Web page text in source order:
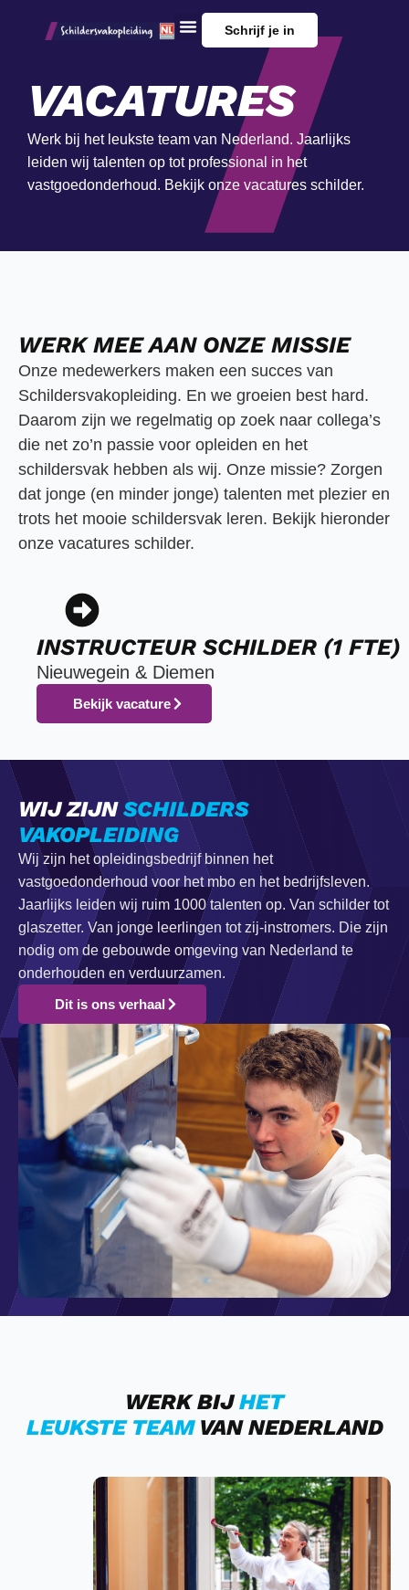
Schrijf je in
VACATURES
Werk bij het leukste team van Nederland. Jaarlijks
leiden wij talenten op tot professional in het
vastgoedonderhoud. Bekijk onze vacatures schilder.
WERK MEE AAN ONZE MISSIE
Onze medewerkers maken een succes van
Schildersvakopleiding. En we groeien best hard.
Daarom zijn we regelmatig op zoek naar collega’s
die net zo’n passie voor opleiden en het
schildersvak hebben als wij. Onze missie? Zorgen
dat jonge (en minder jonge) talenten met plezier en
trots het mooie schildersvak leren. Bekijk hieronder
onze vacatures schilder.
INSTRUCTEUR SCHILDER (1 FTE)
Nieuwegein & Diemen
Bekijk vacature
WIJ ZIJNSCHILDERS
VAKOPLEIDING
Wij zijn het opleidingsbedrijf binnen het
vastgoedonderhoud voor het mbo en het bedrijfsleven.
Jaarlijks leiden wij ruim 1000 talenten op. Van schilder tot
glaszetter. Van jonge leerlingen tot zij-instromers. Die zijn
nodig om de gebouwde omgeving van Nederland te
onderhouden en verduurzamen.
Dit is ons verhaal
WERK BIJHET
LEUKSTE TEAMVAN NEDERLAND